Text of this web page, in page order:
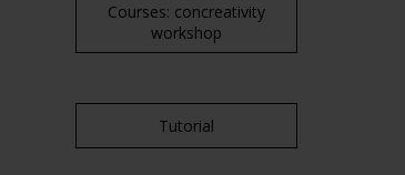
Courses: concreativity
workshop
Tutorial